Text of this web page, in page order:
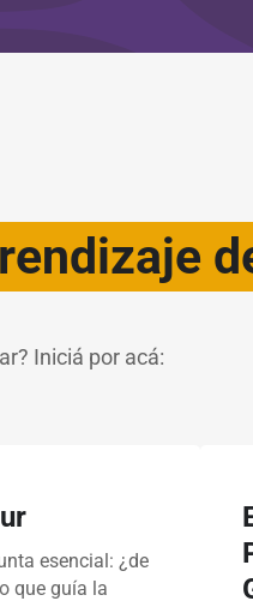
Iniciá por acá:
esencial: ¿de
que guía la